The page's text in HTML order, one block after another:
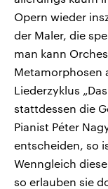
Opern wieder
der Maler, die
man kann
Metamorphosen
Liederzyklus
stattdessen die
Pianist Péter
entscheiden, so
Wenngleich
so erlauben sie